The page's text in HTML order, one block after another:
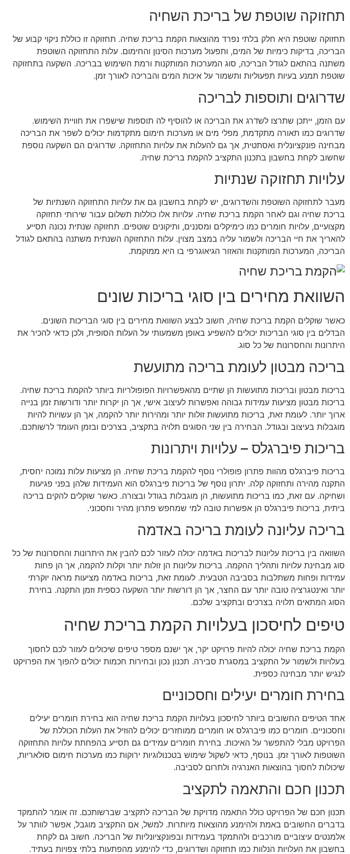
תחזוקה שוטפת של בריכת השחיה
תחזוקה שוטפת היא חלק בלתי נפרד מהוצאות הקמת בריכת שחיה. תחזוקה זו כוללת ניקוי קבוע של
הבריכה, בדיקות כימיות של המים, ותפעול מערכות הסינון והחימום. עלות התחזוקה השוטפת
משתנה בהתאם לגודל הבריכה, סוג המערכות המותקנות ורמת השימוש בבריכה. השקעה בתחזוקה
שוטפת תמנע בעיות תפעוליות ותשמור על איכות המים והבריכה לאורך זמן.
שדרוגים ותוספות לבריכה
עם הזמן, ייתכן שתרצו לשדרג את הבריכה או להוסיף לה תוספות שישפרו את חוויית השימוש.
שדרוגים כמו תאורה מתקדמת, מפלי מים או מערכות חימום מתקדמות יכולים לשפר את הבריכה
מבחינה פונקציונלית ואסתטית, אך גם להעלות את עלויות התחזוקה. שדרוגים הם השקעה נוספת
שחשוב לקחת בחשבון בתכנון התקציב להקמת בריכת שחיה.
עלויות תחזוקה שנתיות
מעבר לתחזוקה השוטפת והשדרוגים, יש לקחת בחשבון גם את עלויות התחזוקה השנתיות של
בריכת שחיה וגם לאחר הקמת בריכת שחיה. עלויות אלו כוללות תשלום עבור שירותי תחזוקה
מקצועיים, עלויות חומרים כמו כימיקלים ומסננים, ותיקונים שוטפים. תחזוקה שנתית נכונה תסייע
להאריך את חיי הבריכה ולשמור עליה במצב מצוין. עלות התחזוקה השנתית משתנה בהתאם לגודל
הבריכה, המערכות המותקנות והאזור הגיאוגרפי בו היא ממוקמת.
השוואת מחירים בין סוגי בריכות שונים
כאשר שוקלים הקמת בריכת שחיה, חשוב לבצע השוואת מחירים בין סוגי הבריכות השונים.
הבדלים בין סוגי הבריכות יכולים להשפיע באופן משמעותי על העלות הסופית, ולכן כדאי להכיר את
היתרונות והחסרונות של כל סוג.
בריכה מבטון לעומת בריכה מתועשת
בריכות מבטון ובריכות מתועשות הן שתיים מהאפשרויות הפופולריות ביותר להקמת בריכת שחיה.
בריכות מבטון מציעות עמידות גבוהה ואפשרות לעיצוב אישי, אך הן יקרות יותר ודורשות זמן בנייה
ארוך יותר. לעומת זאת, בריכות מתועשות זולות יותר ומהירות יותר להקמה, אך הן עשויות להיות
מוגבלות בעיצוב ובגודל. הבחירה בין שני הסוגים תלויה בתקציב, בצרכים ובזמן העומד לרשותכם.
בריכות פיברגלס – עלויות ויתרונות
בריכות פיברגלס מהוות פתרון פופולרי נוסף להקמת בריכת שחיה. הן מציעות עלות נמוכה יחסית,
התקנה מהירה ותחזוקה קלה. יתרון נוסף של בריכות פיברגלס הוא העמידות שלהן בפני פגיעות
ושחיקה. עם זאת, כמו בריכות מתועשות, הן מוגבלות בגודל ובצורה. כאשר שוקלים להקים בריכה
ביתית, בריכות פיברגלס הן אפשרות טובה למי שמחפש פתרון מהיר וחסכוני.
בריכה עליונה לעומת בריכה באדמה
השוואה בין בריכות עליונות לבריכות באדמה יכולה לעזור לכם להבין את היתרונות והחסרונות של כל
סוג מבחינת עלויות ותהליך ההקמה. בריכות עליונות הן זולות יותר וקלות להקמה, אך הן פחות
עמידות ופחות משתלבות בסביבה הטבעית. לעומת זאת, בריכות באדמה מציעות מראה יוקרתי
יותר ואינטגרציה טובה יותר עם החצר, אך הן דורשות יותר השקעה כספית וזמן התקנה. בחירת
הסוג המתאים תלויה בצרכים ובתקציב שלכם.
טיפים לחיסכון בעלויות הקמת בריכת שחיה
הקמת בריכת שחיה יכולה להיות פרויקט יקר, אך ישנם מספר טיפים שיכולים לעזור לכם לחסוך
בעלויות ולשמור על התקציב במסגרת סבירה. תכנון נכון ובחירות חכמות יכולים להפוך את הפרויקט
לנגיש יותר מבחינה כספית.
בחירת חומרים יעילים וחסכוניים
אחד הטיפים החשובים ביותר לחיסכון בעלויות הקמת בריכת שחיה הוא בחירת חומרים יעילים
וחסכוניים. חומרים כמו פיברגלס או חומרים ממוחזרים יכולים להוזיל את העלות הכוללת של
הפרויקט מבלי להתפשר על האיכות. בחירת חומרים עמידים גם תסייע בהפחתת עלויות התחזוקה
השוטפות לאורך זמן. בנוסף, כדאי לשקול שימוש בטכנולוגיות ירוקות כמו מערכות חימום סולאריות,
שיכולות לחסוך בהוצאות האנרגיה ולתרום לסביבה.
תכנון חכם והתאמה לתקציב
תכנון חכם של הפרויקט כולל התאמה מדויקת של הבריכה לתקציב שברשותכם. זה אומר להתמקד
בדברים החשובים באמת ולהימנע מהוצאות מיותרות. למשל, אם התקציב מוגבל, אפשר לוותר על
אלמנטים עיצוביים מורכבים ולהתמקד בעמידות ובפונקציונליות של הבריכה. חשוב גם לקחת
בחשבון את העלויות הנלוות כמו תחזוקה ושדרוגים, כדי להימנע מהפתעות בלתי צפויות בעתיד.